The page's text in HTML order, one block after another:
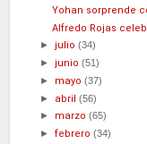
Yohan sorprende
Alfredo Rojas
►julio(34)
►junio(51)
► mayo(37)
► abril(56)
► marzo(65)
►febrero(34)